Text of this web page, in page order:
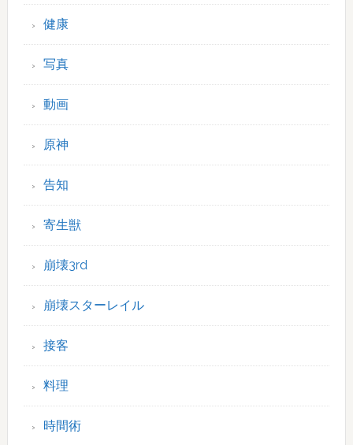
健康
写真
動画
原神
告知
寄生獣
崩壊3rd
崩壊スターレイル
接客
料理
時間術